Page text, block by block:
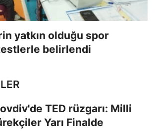
yatkın olduğu spor
belirlendi
TED rüzgarı: Milli
Yarı Finalde